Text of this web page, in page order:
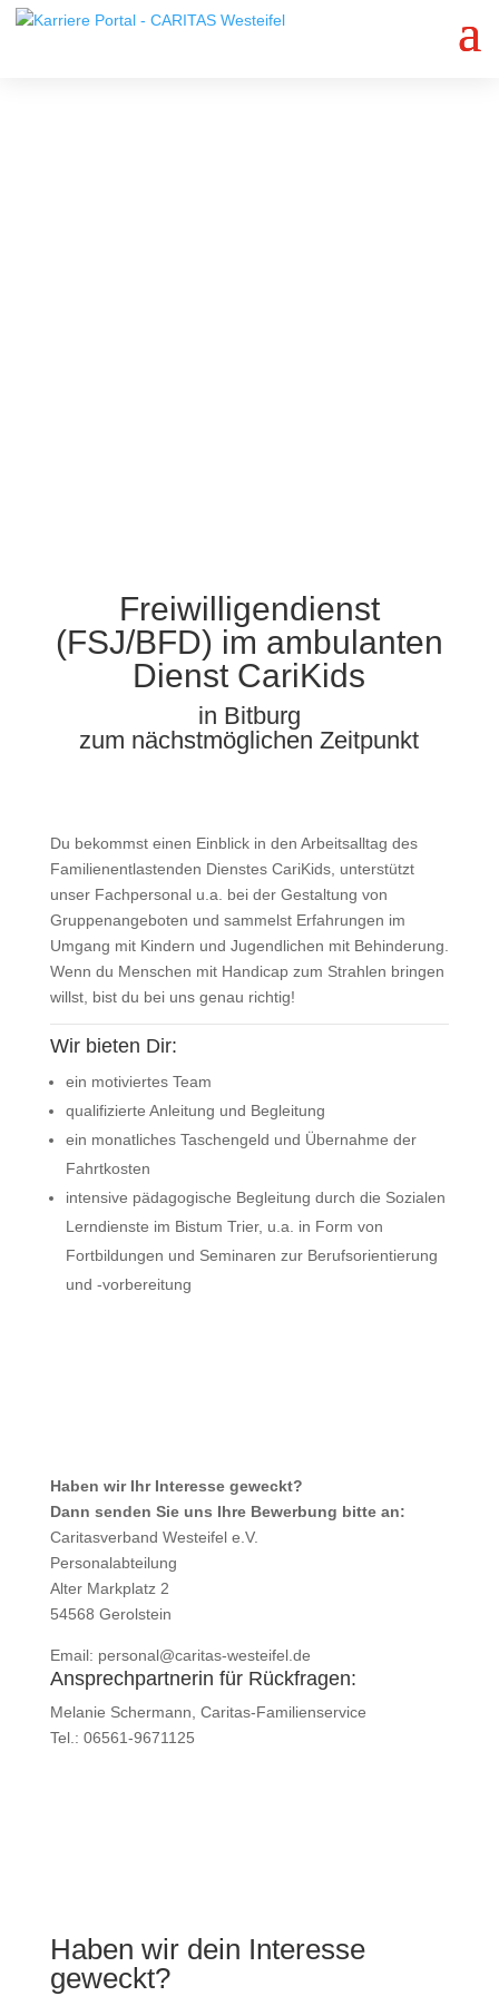
Jetzt bewerben
Freiwilligendienst
(FSJ/BFD) im ambulanten
Dienst CariKids
in Bitburg
zum nächstmöglichen Zeitpunkt
Du bekommst einen Einblick in den Arbeitsalltag des
Familienentlastenden Dienstes CariKids, unterstützt
unser Fachpersonal u.a. bei der Gestaltung von
Gruppenangeboten und sammelst Erfahrungen im
Umgang mit Kindern und Jugendlichen mit Behinderung.
Wenn du Menschen mit Handicap zum Strahlen bringen
willst, bist du bei uns genau richtig!
Wir bieten Dir:
ein motiviertes Team
qualifizierte Anleitung und Begleitung
ein monatliches Taschengeld und Übernahme der
Fahrtkosten
intensive pädagogische Begleitung durch die Sozialen
Lerndienste im Bistum Trier, u.a. in Form von
Fortbildungen und Seminaren zur Berufsorientierung
und -vorbereitung
Haben wir Ihr Interesse geweckt?
Dann senden Sie uns Ihre Bewerbung bitte an:
Caritasverband Westeifel e.V.
Personalabteilung
Alter Markplatz 2
54568 Gerolstein
Email: personal@caritas-westeifel.de
Ansprechpartnerin für Rückfragen:
Melanie Schermann, Caritas-Familienservice
Tel.: 06561-9671125
Haben wir dein Interesse
geweckt?